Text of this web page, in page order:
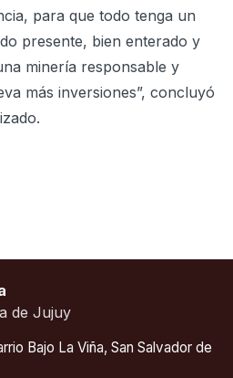
para que todo tenga un
presente, bien enterado y
minería responsable y
más inversiones”, concluyó
de Jujuy
Bajo La Viña, San Salvador de